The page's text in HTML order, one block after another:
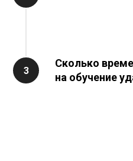
Сколько
на обучение